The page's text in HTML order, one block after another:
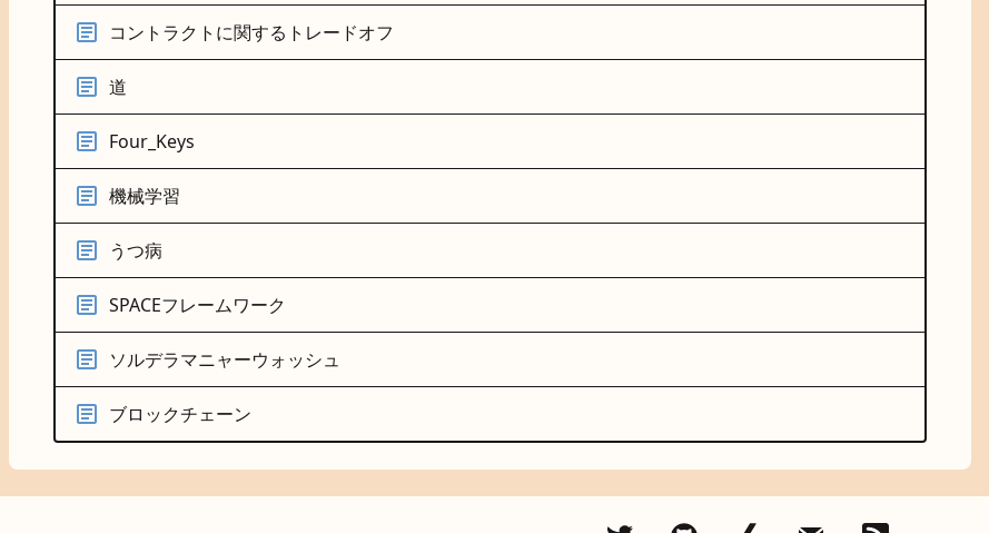
コントラクトに関するトレードオフ
道
Four_Keys
機械学習
うつ病
SPACEフレームワーク
ソルデラマニャーウォッシュ
ブロックチェーン